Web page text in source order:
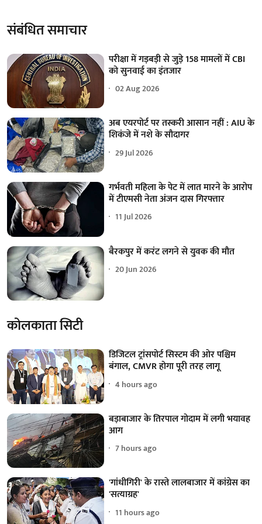
संबंधित समाचार
परीक्षा में गड़बड़ी से जुड़े 158 मामलों में CBI
को सुनवाई का इंतजार
02 Aug 2026
अब एयरपोर्ट पर तस्करी आसान नहीं : AIU के
शिकंजे में नशे के सौदागर
29 Jul 2026
गर्भवती महिला के पेट में लात मारने के आरोप
में टीएमसी नेता अंजन दास गिरफ्तार
11 Jul 2026
बैरकपुर में करंट लगने से युवक की मौत
20 Jun 2026
कोलकाता सिटी
डिजिटल ट्रांसपोर्ट सिस्टम की ओर पश्चिम
बंगाल, CMVR होगा पूरी तरह लागू
4 hours ago
बड़ाबाजार के तिरपाल गोदाम में लगी भयावह
आग
7 hours ago
'गांधीगिरी' के रास्ते लालबाजार में कांग्रेस का
'सत्याग्रह'
11 hours ago